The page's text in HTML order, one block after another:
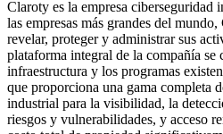
Claroty es la empresa ciberseguridad
las empresas más grandes del
revelar, proteger y administrar sus
plataforma integral de la compañía se
infraestructura y los programas
que proporciona una gama completa
industrial para la visibilidad, la
riesgos y vulnerabilidades, y acceso